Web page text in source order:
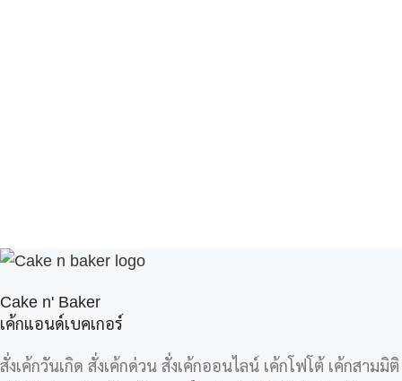
Cake n' Baker
เค้กแอนด์เบคเกอร์
สั่งเค้กวันเกิด สั่งเค้กด่วน สั่งเค้กออนไลน์ เค้กโฟโต้ เค้กสามมิติ